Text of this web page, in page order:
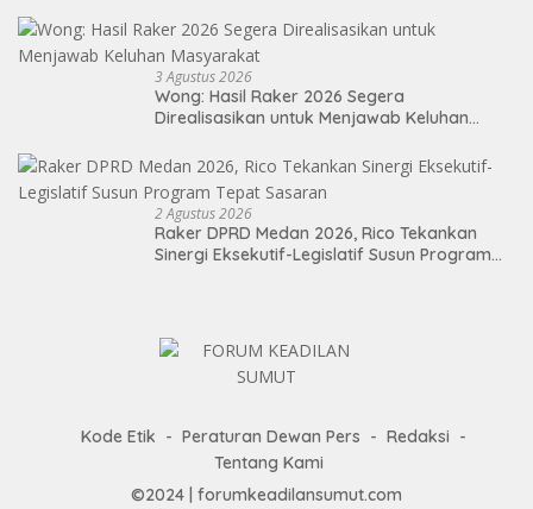
3 Agustus 2026
Wong: Hasil Raker 2026 Segera
Direalisasikan untuk Menjawab Keluhan
2 Agustus 2026
Raker DPRD Medan 2026, Rico Tekankan
Sinergi Eksekutif-Legislatif Susun Program
Kode Etik Peraturan Dewan Pers
Redaksi
Tentang Kami
©2024 | forumkeadilansumut.com